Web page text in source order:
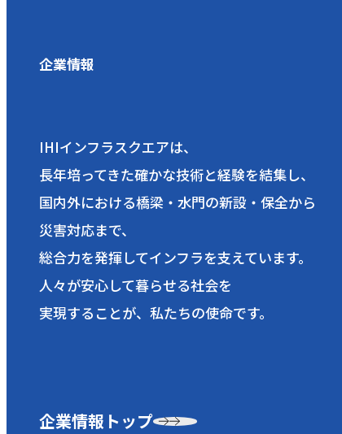
企業情報
IHIインフラスクエアは、
長年培ってきた確かな技術と経験を結集し、
国内外における橋梁・水門の新設・保全から
災害対応まで、
総合力を発揮してインフラを支えています。
人々が安心して暮らせる社会を
実現することが、私たちの使命です。
企業情報トップ